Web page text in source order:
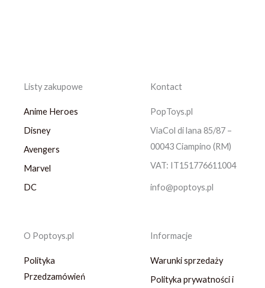
Listy zakupowe
Anime Heroes
Disney
Avengers
Marvel
DC
Kontact
PopToys.pl
ViaCol di lana 85/87 –
00043 Ciampino (RM)
VAT: IT151776611004
info@poptoys.pl
O Poptoys.pl
Polityka
Przedzamówień
Informacje
Warunki sprzedaży
Polityka prywatności i